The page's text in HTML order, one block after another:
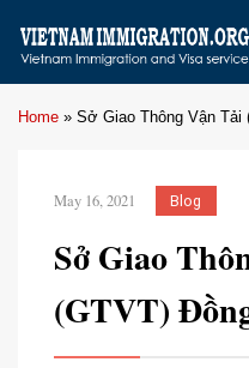
Home » Sở Giao Thông Vận Tải
May 16, 2021 Blog
Sở Giao
(GTVT)